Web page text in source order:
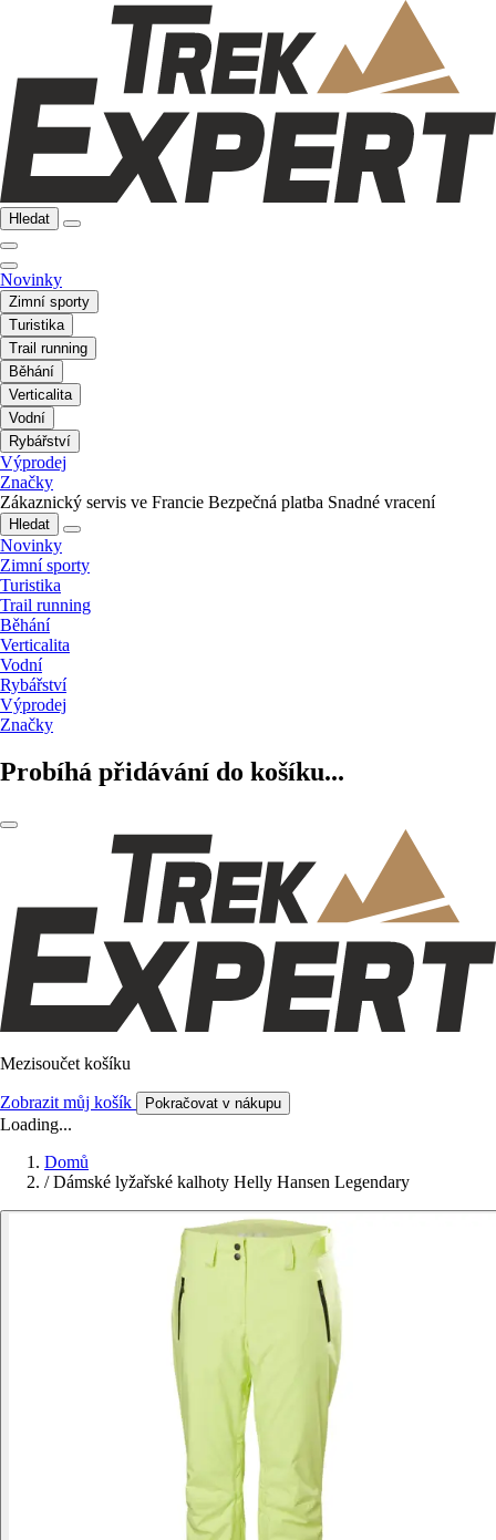
Hledat
Novinky
Zimní sporty
Turistika
Trail running
Běhání
Verticalita
Vodní
Rybářství
Výprodej
Značky
Zákaznický servis ve Francie Bezpečná platba Snadné vracení
Hledat
Novinky
Zimní sporty
Turistika
Trail running
Běhání
Verticalita
Vodní
Rybářství
Výprodej
Značky
Probíhá přidávání do košíku...
Mezisoučet košíku
Zobrazit můj košík Pokračovat v nákupu
Loading...
Domů
/ Dámské lyžařské kalhoty Helly Hansen Legendary